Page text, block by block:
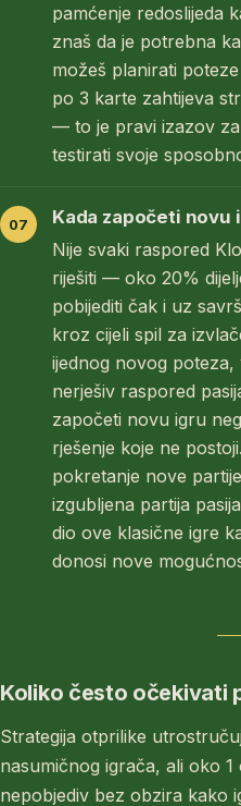
pamćenje redoslijeda
znaš da je potrebna
možeš planirati
po 3 karte zahtijeva
— to je pravi izazov za
testirati svoje
Kada započeti novu
Nije svaki raspored
riješiti — oko 20%
pobijediti čak i uz
kroz cijeli spil za
ijednog novog
nerješiv raspored
započeti novu igru
rješenje koje ne
pokretanje nove
izgubljena partija
dio ove klasične igre
donosi nove
Koliko često očekivati
Strategija otprilike
nasumičnog igrača, ali oko
nepobjediv bez obzira kako